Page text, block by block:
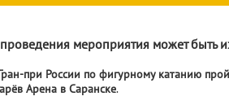
мероприятия может быть
при России по фигурному катанию
Арена в Саранске.